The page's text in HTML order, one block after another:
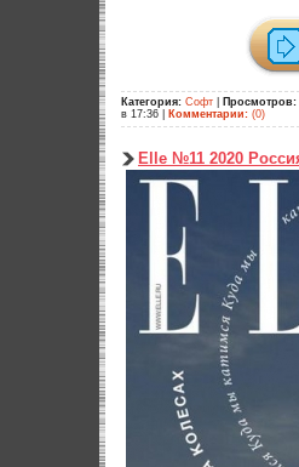
Категория: Софт Просмотров:
в 17:36
Комментарии: (0)
Elle №11 2020